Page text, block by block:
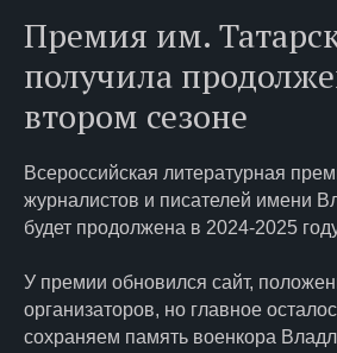
Премия им.
получила
втором сезоне
Всероссийская литературная
журналистов и писателей имени
будет продолжена в 2024-2025
У премии обновился сайт,
организаторов, но главное
сохраняем память военкора